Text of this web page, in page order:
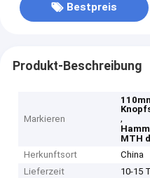
Bestpreis
Produkt-Beschreibung
Markieren
,
MTH
Herkunftsort
China
Lieferzeit
10-15